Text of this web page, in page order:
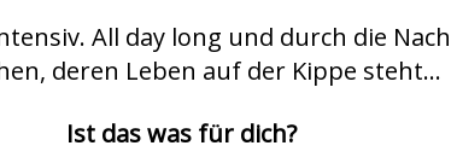
All day long und durch die
deren Leben auf der Kippe steht...
Ist das was für dich?